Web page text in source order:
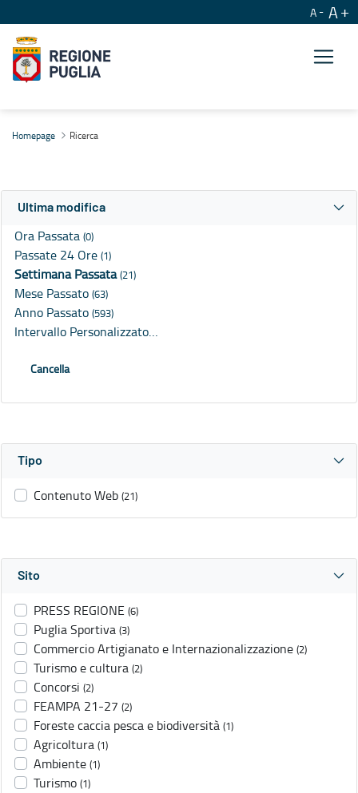
A A
Homepage Ricerca
Ultima modifica
Ora Passata (0)
Passate 24 Ore (1)
Settimana Passata(21)
Mese Passato (63)
Anno Passato (593)
Intervallo Personalizzato…
Cancella
Tipo
Contenuto Web (21)
Sito
PRESS REGIONE (6)
Puglia Sportiva (3)
Commercio Artigianato e Internazionalizzazione (2)
Turismo e cultura (2)
Concorsi (2)
FEAMPA 21-27 (2)
Foreste caccia pesca e biodiversità (1)
Agricoltura (1)
Ambiente (1)
Turismo (1)